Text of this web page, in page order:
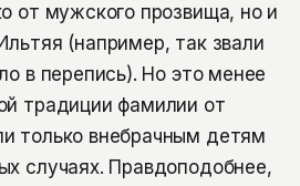
от мужского прозвища, но и
(например, так звали
в перепись). Но это менее
традиции фамилии от
только внебрачным детям
случаях. Правдоподобнее,